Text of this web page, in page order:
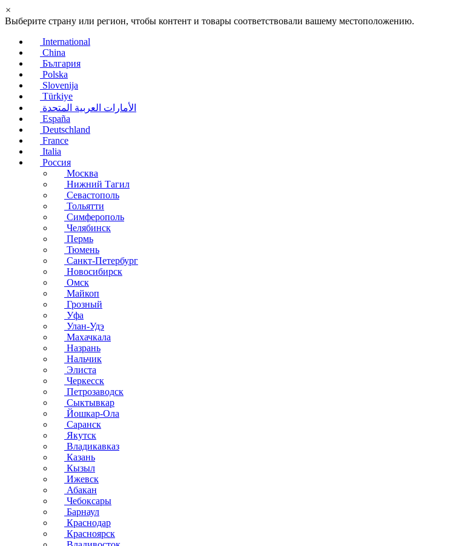
×
Выберите страну или регион, чтобы контент и товары соответствовали вашему местоположению.
International
China
България
Polska
Slovenija
Türkiye
الأمارات العربية المتحدة
España
Deutschland
France
Italia
Россия
Москва
Нижний Тагил
Севастополь
Тольятти
Симферополь
Челябинск
Пермь
Тюмень
Санкт-Петербург
Новосибирск
Омск
Майкоп
Грозный
Уфа
Улан-Удэ
Махачкала
Назрань
Нальчик
Элиста
Черкесск
Петрозаводск
Сыктывкар
Йошкар-Ола
Саранск
Якутск
Владикавказ
Казань
Кызыл
Ижевск
Абакан
Чебоксары
Барнаул
Краснодар
Красноярск